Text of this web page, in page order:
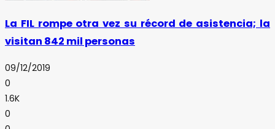
La FIL rompe otra vez su récord de asistencia; la
visitan 842 mil personas
09/12/2019
0
1.6K
0